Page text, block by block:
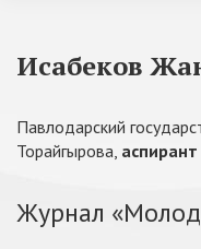
Исабеков
Павлодарский
Торайгырова, аспирант
Журнал